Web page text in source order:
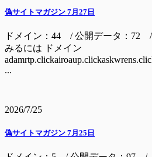
偽サイトマガジン 7月27日
ドメイン：44 / 公開データ：72 /
みるには ドメイン
...
2026/7/25
偽サイトマガジン 7月25日